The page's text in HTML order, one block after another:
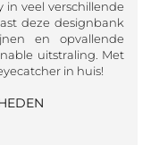
veel verschillende
deze designbank
en opvallende
uitstraling. Met
in huis!